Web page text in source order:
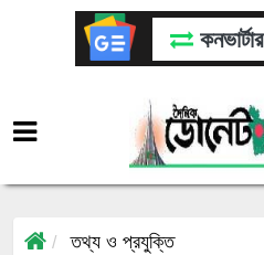
কনভার্টার
তথ্য ও প্রযুক্তি